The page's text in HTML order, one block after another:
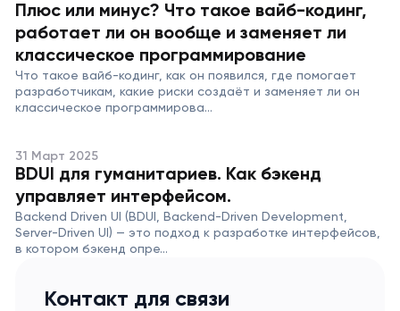
Плюс или минус? Что такое вайб-кодинг,
работает ли он вообще и заменяет ли
классическое программирование
Что такое вайб-кодинг, как он появился, где помогает
разработчикам, какие риски создаёт и заменяет ли он
классическое программирова...
31 Март 2025
BDUI для гуманитариев. Как бэкенд
управляет интерфейсом.
Backend Driven UI (BDUI, Backend-Driven Development,
Server-Driven UI) — это подход к разработке интерфейсов,
в котором бэкенд опре...
Контакт для связи